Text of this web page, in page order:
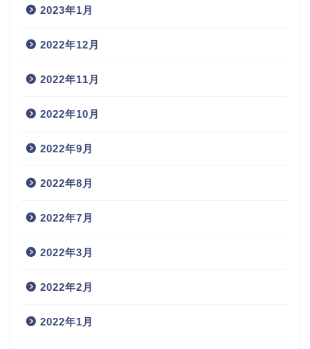
2023年1月
2022年12月
2022年11月
2022年10月
2022年9月
2022年8月
2022年7月
2022年3月
2022年2月
2022年1月